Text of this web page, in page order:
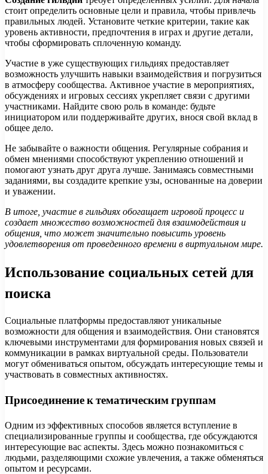
стоит определить основные цели и правила, чтобы привлечь
правильных людей. Установите четкие критерии, такие как
уровень активности, предпочтения в играх и другие детали,
чтобы сформировать сплоченную команду.
Участие в уже существующих гильдиях предоставляет
возможность улучшить навыки взаимодействия и погрузиться
в атмосферу сообщества. Активное участие в мероприятиях,
обсуждениях и игровых сессиях укрепляет связи с другими
участниками. Найдите свою роль в команде: будьте
инициатором или поддерживайте других, внося свой вклад в
общее дело.
Не забывайте о важности общения. Регулярные собрания и
обмен мнениями способствуют укреплению отношений и
помогают узнать друг друга лучше. Занимаясь совместными
заданиями, вы создадите крепкие узы, основанные на доверии
и уважении.
В итоге, участие в гильдиях обогащает игровой процесс и
создает множество возможностей для взаимодействия и
общения, что может значительно повысить уровень
удовлетворения от проведенного времени в виртуальном мире.
Использование социальных сетей для
поиска
Социальные платформы предоставляют уникальные
возможности для общения и взаимодействия. Они становятся
ключевыми инструментами для формирования новых связей и
коммуникации в рамках виртуальной среды. Пользователи
могут обмениваться опытом, обсуждать интересующие темы и
участвовать в совместных активностях.
Присоединение к тематическим группам
Одним из эффективных способов является вступление в
специализированные группы и сообщества, где обсуждаются
интересующие вас аспекты. Здесь можно познакомиться с
людьми, разделяющими схожие увлечения, а также обменяться
опытом и ресурсами.